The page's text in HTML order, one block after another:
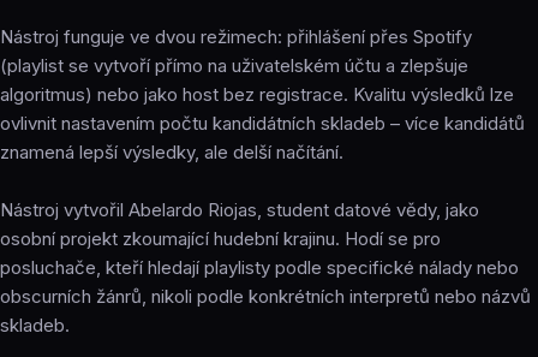
Nástroj funguje ve dvou režimech: přihlášení přes Spotify
(playlist se vytvoří přímo na uživatelském účtu a zlepšuje
algoritmus) nebo jako host bez registrace. Kvalitu výsledků lze
ovlivnit nastavením počtu kandidátních skladeb – více kandidátů
znamená lepší výsledky, ale delší načítání.
Nástroj vytvořil Abelardo Riojas, student datové vědy, jako
osobní projekt zkoumající hudební krajinu. Hodí se pro
posluchače, kteří hledají playlisty podle specifické nálady nebo
obscurních žánrů, nikoli podle konkrétních interpretů nebo názvů
skladeb.